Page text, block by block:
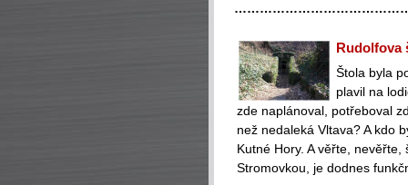
Rudolfova
Štola byla
plavil na
zde naplánoval, potřeboval
než nedaleká Vltava? A kdo
Kutné Hory. A věřte,
Stromovkou, je dodnes